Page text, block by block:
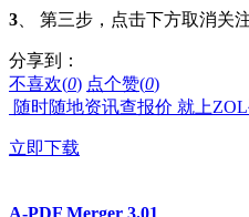
3 、 第三步，点击下方取消关
分享到：
不喜欢(0) 点个赞(0)
随时随地资讯查报价 就上
立即下载